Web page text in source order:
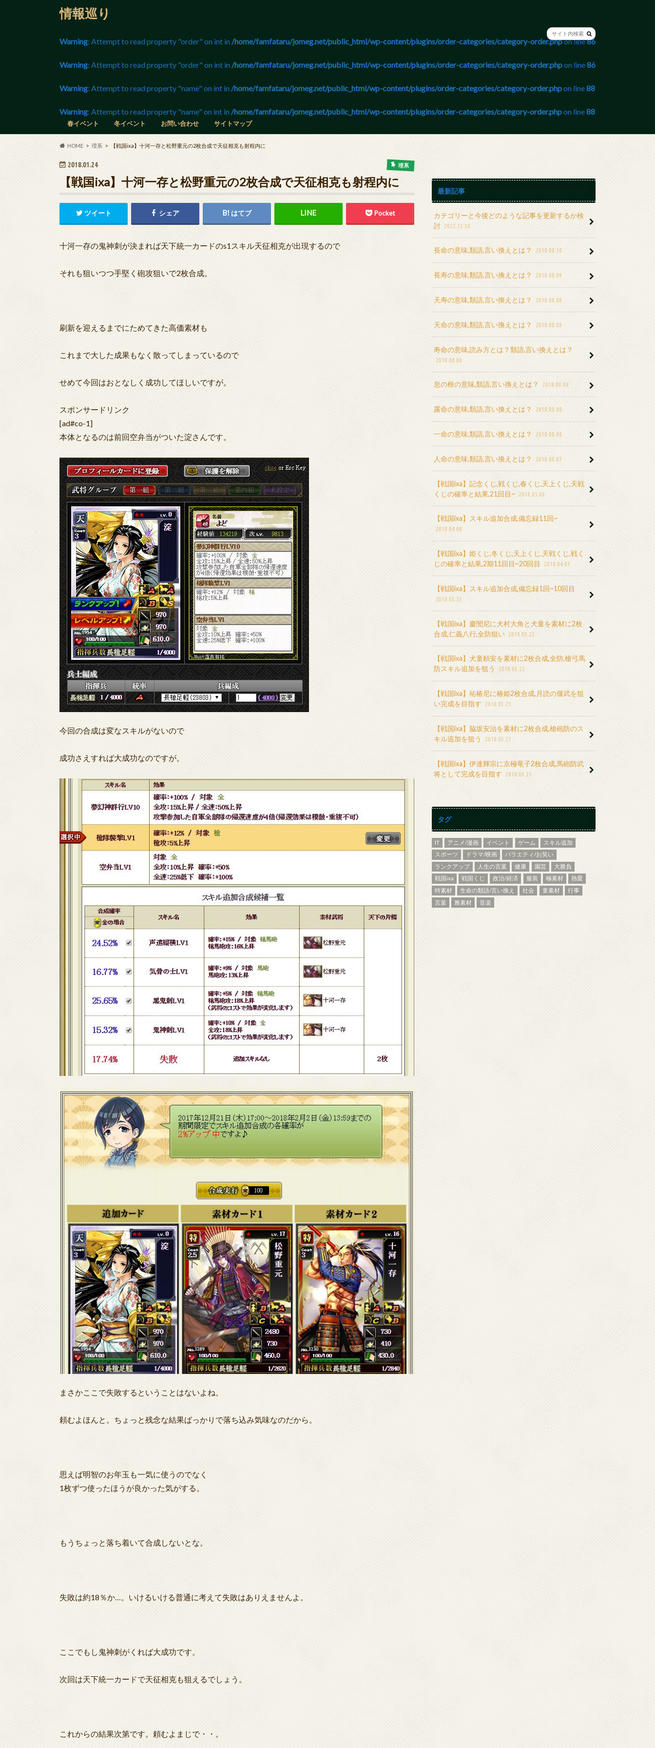
情報巡り
Warning: Attempt to read property "order" on int in /home/famfataru/jomeg.net/public_html/wp-content/plugins/order-categories/category-order.phpon line86
Warning: Attempt to read property "order" on int in /home/famfataru/jomeg.net/public_html/wp-content/plugins/order-categories/category-order.phpon line86
Warning: Attempt to read property "name" on int in /home/famfataru/jomeg.net/public_html/wp-content/plugins/order-categories/category-order.phpon line88
Warning: Attempt to read property "name" on int in /home/famfataru/jomeg.net/public_html/wp-content/plugins/order-categories/category-order.phpon line88
春イベント 冬イベント お問い合わせ サイトマップ
HOME 理系 【戦国ixa】十河一存と松野重元の2枚合成で天征相克も射程内に
2018.01.24 理系
【戦国ixa】十河一存と松野重元の2枚合成で天征相克も射程内に
ツイート シェア はてブ Pocket
十河一存の鬼神刺が決まれば天下統一カードのs1スキル天征相克が出現するので
それも狙いつつ手堅く砲攻狙いで2枚合成。
刷新を迎えるまでにためてきた高価素材も
これまで大した成果もなく散ってしまっているので
せめて今回はおとなしく成功してほしいですが。
スポンサードリンク
[ad#co-1]
本体となるのは前回空弁当がついた淀さんです。
今回の合成は変なスキルがないので
成功さえすれば大成功なのですが。
まさかここで失敗するということはないよね。
頼むよほんと。ちょっと残念な結果ばっかりで落ち込み気味なのだから。
思えば明智のお年玉も一気に使うのでなく
1枚ずつ使ったほうが良かった気がする。
もうちょっと落ち着いて合成しないとな。
失敗は約18％か…。いけるいける普通に考えて失敗はありえませんよ。
ここでもし鬼神刺がくれば大成功です。
次回は天下統一カードで天征相克も狙えるでしょう。
これからの結果次第です。頼むよまじで・・。
最新記事
カテゴリーと今後どのような記事を更新するか検
討 2022.12.30
長命の意味,類語,言い換えとは？ 2018.08.10
長寿の意味,類語,言い換えとは？ 2018.08.09
天寿の意味,類語,言い換えとは？ 2018.08.08
天命の意味,類語,言い換えとは？ 2018.08.08
寿命の意味,読み方とは？類語,言い換えとは？
2018.08.08
息の根の意味,類語,言い換えとは？ 2018.08.08
露命の意味,類語,言い換えとは？ 2018.08.08
一命の意味,類語,言い換えとは？ 2018.08.08
人命の意味,類語,言い換えとは？ 2018.08.07
【戦国ixa】記念くじ,戦くじ,春くじ,天上くじ,天戦
くじの確率と結果,21回目~ 2018.05.06
【戦国ixa】スキル追加合成,備忘録11回~
2018.04.08
【戦国ixa】姫くじ,冬くじ,天上くじ,天戦くじ,戦く
じの確率と結果,2期11回目~20回目
2018.04.01
【戦国ixa】スキル追加合成,備忘録1回~10回目
2018.03.23
【戦国ixa】慶誾尼に犬村大角と犬童を素材に2枚
合成,仁義八行,全防狙い 2018.03.22
【戦国ixa】犬童頼安を素材に2枚合成,全防,槍弓馬
防スキル追加を狙う
2018.03.22
【戦国ixa】祐椿尼に椿姫2枚合成,月読の偃武を狙
い完成を目指す
2018.03.21
【戦国ixa】脇坂安治を素材に2枚合成,槍砲防のス
キル追加を狙う
2018.03.21
【戦国ixa】伊達輝宗に京極竜子2枚合成,馬砲防武
将として完成を目指す
2018.03.21
タグ
IT アニメ/漫画 イベント ゲーム
スキル追加
スポーツ
ドラマ/映画
バラエティ/お笑い
ランクアップ
人生の言葉 健康 園芸
大勝負
戦国ixa
戦国くじ 政治/経済 服装 極素材
熱愛
特素材
生命の類語/言い換え 社会 童素材
行事
言葉
雅素材 音楽